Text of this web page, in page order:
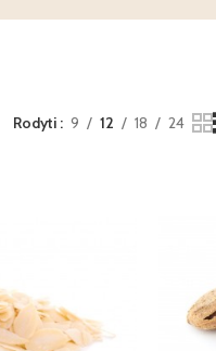
Rodyti 9 12 18 24